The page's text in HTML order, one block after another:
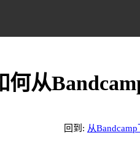
何从
回到: 从